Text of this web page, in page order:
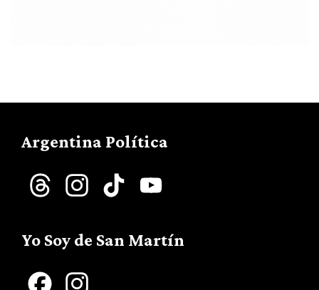
Argentina Política
Threads InstagramTikTok
Yo Soy de San Martín
Facebook